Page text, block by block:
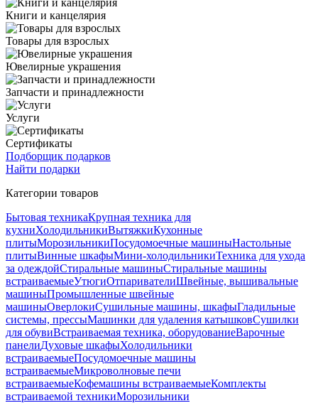
Книги и канцелярия
Товары для взрослых
Ювелирные украшения
Запчасти и принадлежности
Услуги
Сертификаты
Подборщик подарков
Найти подарки
Категории товаров
Бытовая техникаКрупная техника для
кухниХолодильникиВытяжкиКухонные
плитыМорозильникиПосудомоечные машиныНастольные
плитыВинные шкафыМини-холодильникиТехника для ухода
за одеждойСтиральные машиныСтиральные машины
встраиваемыеУтюгиОтпаривателиШвейные, вышивальные
машиныПромышленные швейные
машиныОверлокиСушильные машины, шкафыГладильные
системы, прессыМашинки для удаления катышковСушилки
для обувиВстраиваемая техника, оборудованиеВарочные
панелиДуховые шкафыХолодильники
встраиваемыеПосудомоечные машины
встраиваемыеМикроволновые печи
встраиваемыеКофемашины встраиваемыеКомплекты
встраиваемой техникиМорозильники